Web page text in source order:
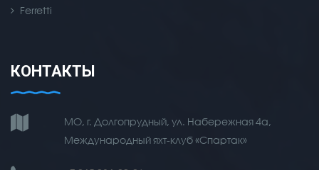
Ferretti
КОНТАКТЫ
МО, г. Долгопрудный, ул. Набережная 4а,
Международный яхт-клуб «Спартак»